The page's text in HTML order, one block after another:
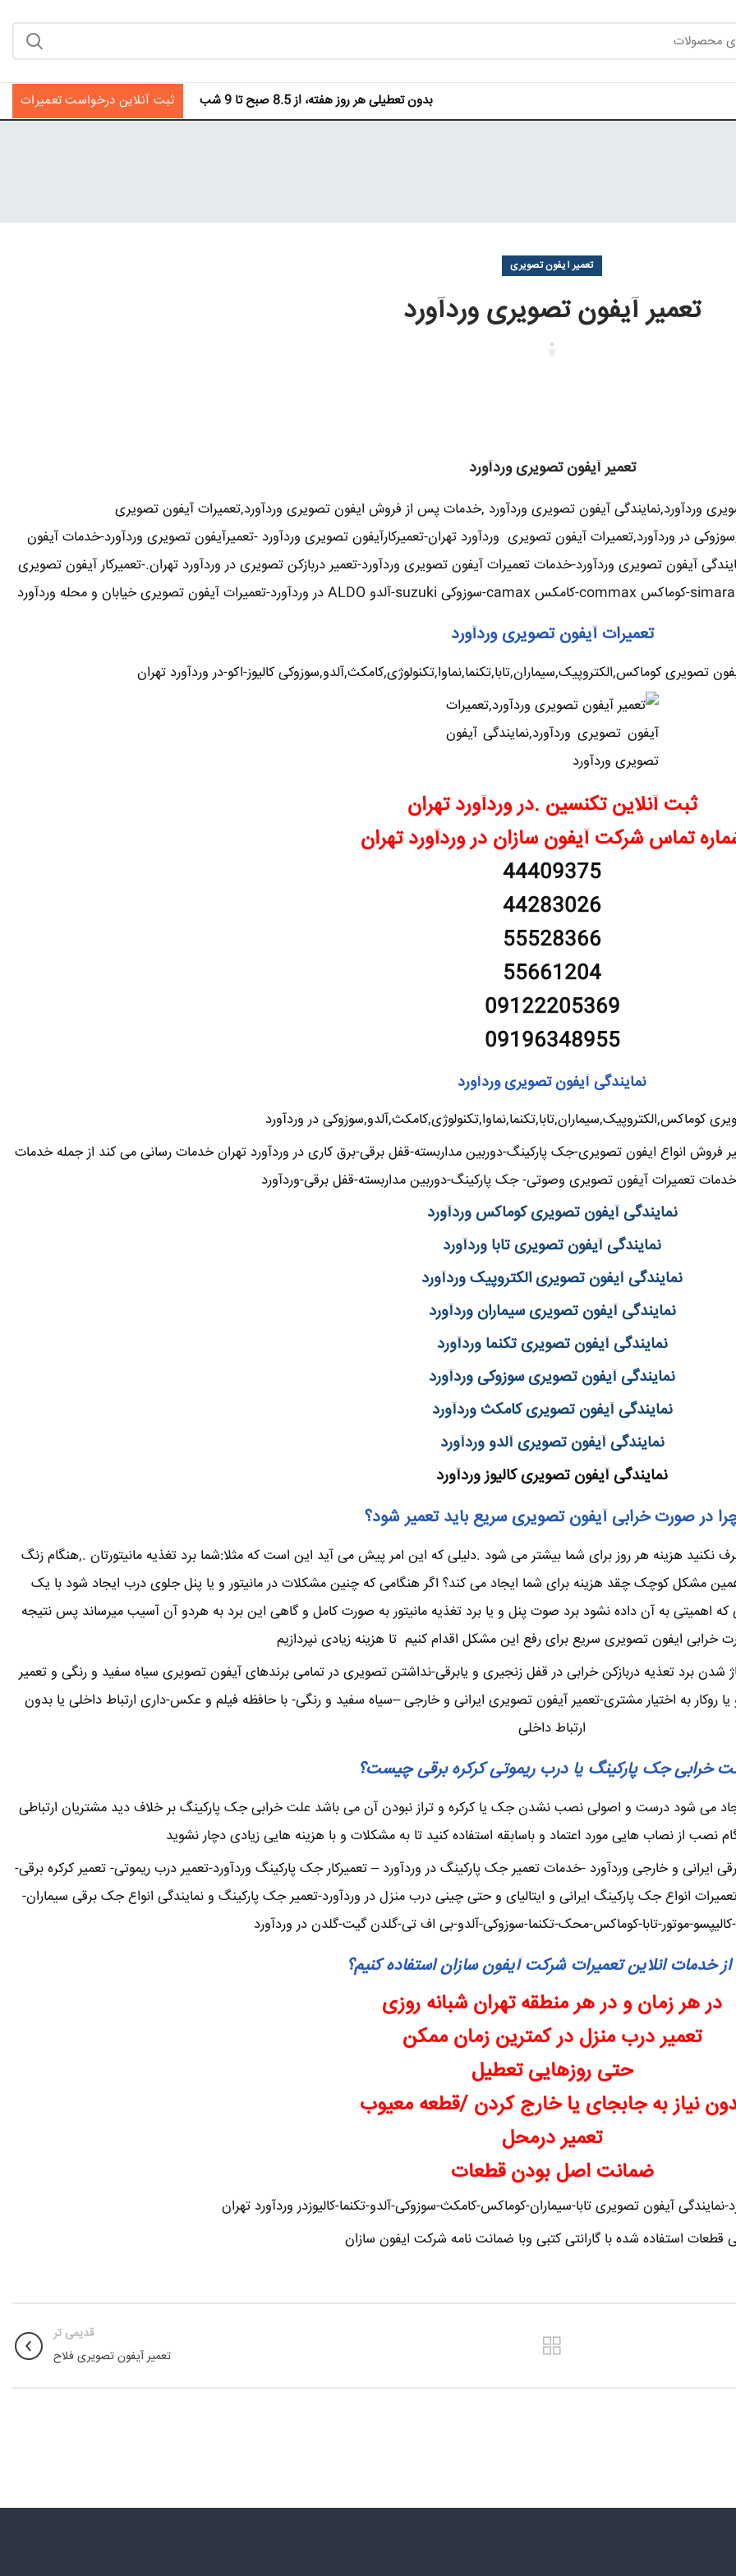
بدون تعطیلی هر روز هفته، از 8.5 صبح تا 9 شب ثبت آنلاین درخواست تعمیرات
تعمیر آیفون تصویری
تعمیر آیفون تصویری وردآورد
تعمیر آیفون تصویری وردآورد
وردآورد,نمایندگی آیفون تصویری وردآورد ,خدمات پس از فروش ایفون تصویری وردآورد,تعمیرات آیفون تصویری
در وردآورد,تعمیرات آیفون تصویری وردآورد تهران-تعمیرکارآیفون تصویری وردآورد -تعمیرآیفون تصویری وردآورد-خدمات آیفون
آیفون تصویری وردآورد-خدمات تعمیرات آیفون تصویری وردآورد-تعمیر دربازکن تصویری در وردآورد تهران.-تعمیرکار آیفون تصویری
تعمیرات آیفون تصویری وردآورد
تصویری کوماکس,الکتروپیک,سیماران,تابا,تکنما,نماوا,تکنولوژی,کامکث,آلدو,سوزوکی کالیوز-اکو-در وردآورد تهران
ثبت آنلاین تکنسین .در وردآورد تهران
تماس شرکت آیفون سازان در وردآورد تهران
44409375
44283026
55528366
55661204
09122205369
09196348955
نمایندگی آیفون تصویری وردآورد
کوماکس,الکتروپیک,سیماران,تابا,تکنما,نماوا,تکنولوژی,کامکث,آلدو,سوزوکی در وردآورد
انواع ایفون تصویری-جک پارکینگ-دوربین مداربسته-قفل برقی-برق کاری در وردآورد تهران خدمات رسانی می کند از جمله خدمات
تعمیرات آیفون تصویری وصوتی- جک پارکینگ-دوربین مداربسته-قفل برقی-وردآورد
نمایندگی آیفون تصویری کوماکس وردآورد
نمایندگی آیفون تصویری تابا وردآورد
نمایندگی آیفون تصویری الکتروپیک وردآورد
نمایندگی آیفون تصویری سیماران وردآورد
نمایندگی آیفون تصویری تکنما وردآورد
نمایندگی آیفون تصویری سوزوکی وردآورد
نمایندگی آیفون تصویری کامکث وردآورد
نمایندگی آیفون تصویری آلدو وردآورد
نمایندگی آیفون تصویری کالیوز وردآورد
در صورت خرابی آیفون تصویری سریع باید تعمیر شود؟
هزینه هر روز برای شما بیشتر می شود .دلیلی که این امر پیش می آید این است که مثلا:شما برد تغذیه مانیتورتان .,هنگام زنگ
کوچک چقد هزینه برای شما ایجاد می کند؟ اگر هنگامی که چنین مشکلات در مانیتور و یا پنل جلوی درب ایجاد شود با یک
به آن داده نشود برد صوت پنل و یا برد تغذیه مانیتور به صورت کامل و گاهی این برد به هردو آن آسیب میرساند پس نتیجه
خرابی ایفون تصویری سریع برای رفع این مشکل اقدام کنیم تا هزینه زیادی نپردازیم
برد تعذیه دربازکن خرابی در قفل زنجیری و یابرقی-نداشتن تصویری در تمامی برندهای آیفون تصویری سیاه سفید و رنگی و تعمیر
به اختیار مشتری-تعمیر آیفون تصویری ایرانی و خارجی –سیاه سفید و رنگی- با حافظه فیلم و عکس-داری ارتباط داخلی یا بدون
ارتباط داخلی
خرابی جک پارکینگ یا درب ریموتی کرکره برقی چیست؟
می شود درست و اصولی نصب نشدن جک یا کرکره و تراز نبودن آن می باشد علت خرابی جک پارکینگ بر خلاف دید مشتریان ارتباطی
نصب از نصاب هایی مورد اعتماد و باسابقه استفاده کنید تا به مشکلات و با هزینه هایی زیادی دچار نشوید
و خارجی وردآورد -خدمات تعمیر جک پارکینگ در وردآورد – تعمیرکار جک پارکینگ وردآورد-تعمیر درب ریموتی- تعمیر کرکره برقی-
انواع جک پارکینگ ایرانی و ایتالیای و حتی چینی درب منزل در وردآورد-تعمیر جک پارکینگ و نمایندگی انواع جک برقی سیماران-
کالیپسو-موتور-تابا-کوماکس-محک-تکنما-سوزوکی-آلدو-بی اف تی-گلدن گیت-گلدن در وردآورد
از خدمات انلاین تعمیرات شرکت آیفون سازان استفاده کنیم؟
در هر زمان و در هر منطقه تهران شبانه روزی
تعمیر درب منزل در کمترین زمان ممکن
حتی روزهایی تعطیل
نیاز به جابجای یا خارج کردن /قطعه معیوب
تعمیر درمحل
ضمانت اصل بودن قطعات
نمایندگی آیفون تصویری تابا-سیماران-کوماکس-کامکث-سوزوکی-آلدو-تکنما-کالیوزدر وردآورد تهران
قطعات استفاده شده با گارانتی کتبی وبا ضمانت نامه شرکت ایفون سازان
قدیمی تر
تعمیر آیفون تصویری فلاح